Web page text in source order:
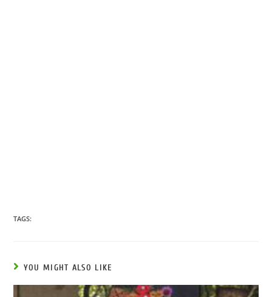
TAGS:
YOU MIGHT ALSO LIKE